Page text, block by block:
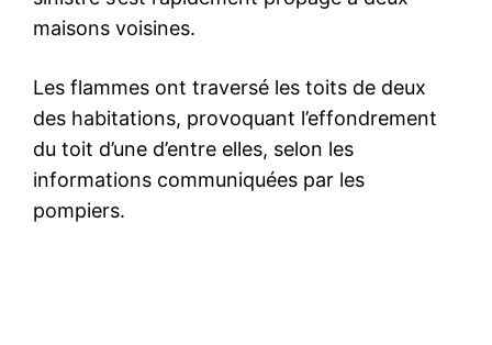
maisons voisines.
Les flammes ont traversé les toits de deux
des habitations, provoquant l’effondrement
du toit d’une d’entre elles, selon les
informations communiquées par les
pompiers.